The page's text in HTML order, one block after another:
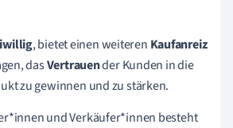
, bietet einen weiteren Kaufanreiz
dasVertrauender Kunden in die
zu gewinnen und zu stärken.
*innenund Verkäufer*innen besteht